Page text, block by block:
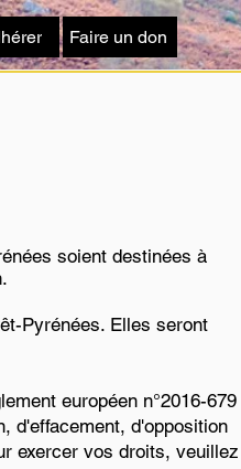
Faire un don
soient destinées à
Pyrénées. Elles seront
européen n°2016-679
d'effacement, d'opposition
exercer vos droits, veuillez